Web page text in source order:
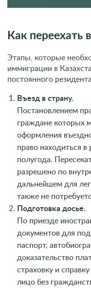
Как
Этапы, которые
иммиграции в
постоянного
Въезд в страну.
Постановлением
граждане которых
оформления
право находиться
полугода.
разрешено по
дальнейшем для
также не
Подготовка досье.
По приезде
документов для
паспорт,
доказательство
страховку и
лицо без